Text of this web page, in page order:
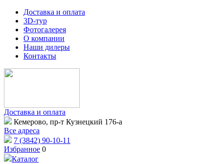
Доставка и оплата
3D-тур
Фотогалерея
О компании
Наши дилеры
Контакты
Доставка и оплата
Кемерово, пр-т Кузнецкий 176-а
Все адреса
7 (3842) 90-10-11
Избранное 0
Каталог